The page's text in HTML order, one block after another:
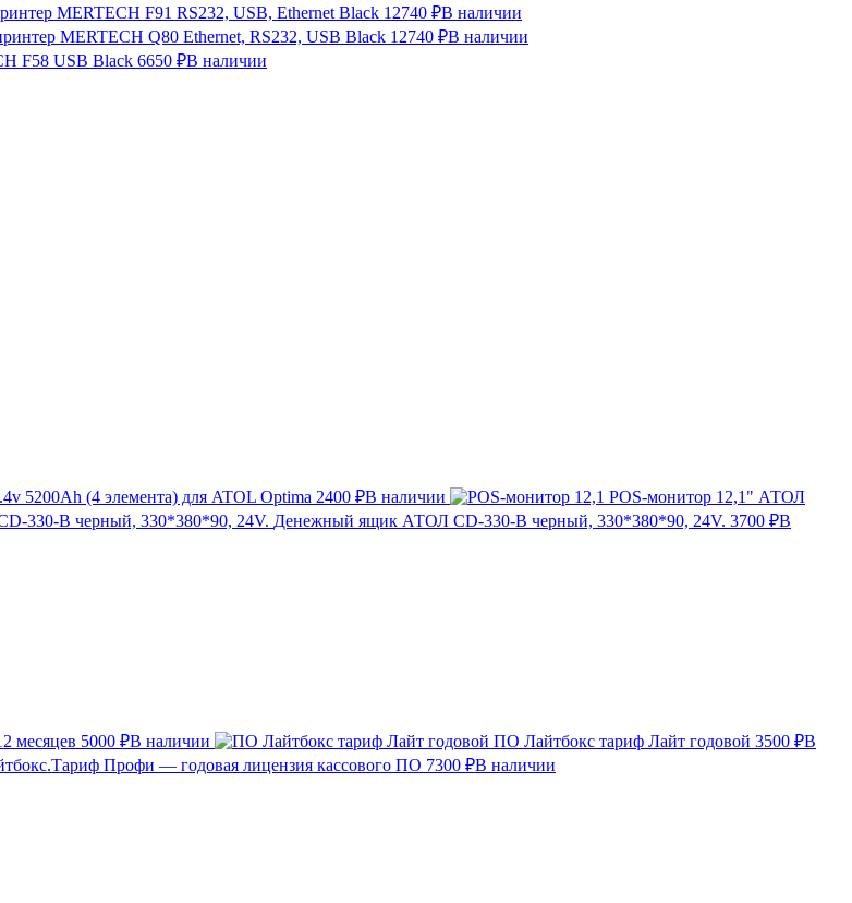
MERTECH F91 RS232, USB, Ethernet Black 12740 ₽В наличии
MERTECH Q80 Ethernet, RS232, USB Black 12740 ₽В наличии
F58 USB Black 6650 ₽В наличии
5200Ah (4 элемента) для ATOL Optima 2400 ₽В наличии
POS-монитор 12,1" АТОЛ
Денежный ящик АТОЛ CD-330-B черный, 330*380*90, 24V. 3700 ₽В
месяцев 5000 ₽В наличии ПО Лайтбокс тариф Лайт годовой 3500 ₽В
Профи — годовая лицензия кассового ПО 7300 ₽В наличии